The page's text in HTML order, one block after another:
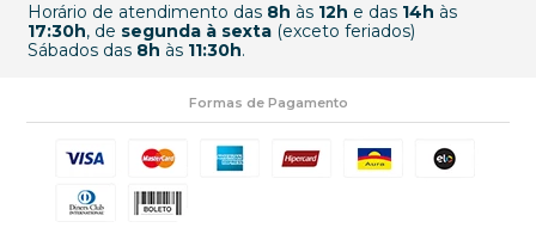
Horário de atendimento das 8h às 12h e das 14h às
17:30h, de segunda à sexta(exceto feriados)
Sábados das 8h às 11:30h.
Formas de Pagamento